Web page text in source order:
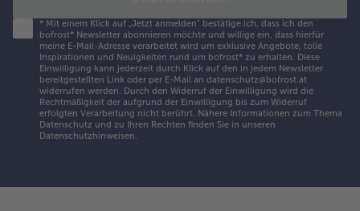
* Mit einem Klick auf „Jetzt anmelden" bestätige ich, dass ich den
bofrost* Newsletter abonnieren möchte und willige ein, dass hierfür
meine E-Mail-Adresse verarbeitet wird um exklusive Angebote, tolle
Inspirationen und Neuigkeiten rund um bofrost* zu erhalten. Diese
Einwilligung kann jederzeit durch Klick auf den in jedem Newsletter
bereitgestellten Link oder per E-Mail an datenschutz@bofrost.at
widerrufen werden. Durch den Widerruf der Einwilligung wird die
Rechtmäßigkeit der aufgrund der Einwilligung bis zum Widerruf
erfolgten Verarbeitung nicht berührt. Nähere Informationen zum Thema
Datenschutz und zu Ihren Rechten finden Sie in unseren
Datenschutzhinweisen.